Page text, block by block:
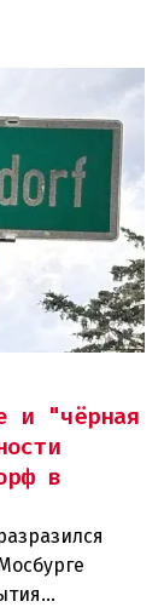
и "чёрная
в